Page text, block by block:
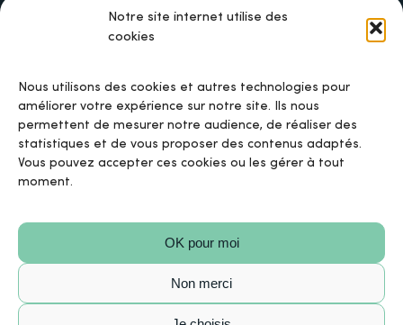
Notre site internet utilise des
cookies
Nous utilisons des cookies et autres technologies pour
améliorer votre expérience sur notre site. Ils nous
permettent de mesurer notre audience, de réaliser des
statistiques et de vous proposer des contenus adaptés.
Vous pouvez accepter ces cookies ou les gérer à tout
moment.
OK pour moi
Non merci
Lancer une collecte sur Ulule
MAIF, l’assureur militant
Mentions légales
Politique de confidentialité
Conditions Générales d’Utilisation